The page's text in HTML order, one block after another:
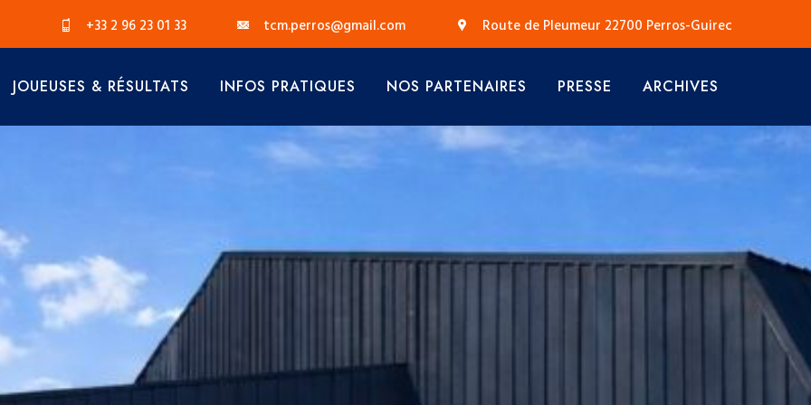
+33 2 96 23 01 33 tcm.perros@gmail.com Route de Pleumeur 22700 Perros-Guirec
JOUEUSES & RÉSULTATS INFOS PRATIQUES NOS PARTENAIRES PRESSE ARCHIVES